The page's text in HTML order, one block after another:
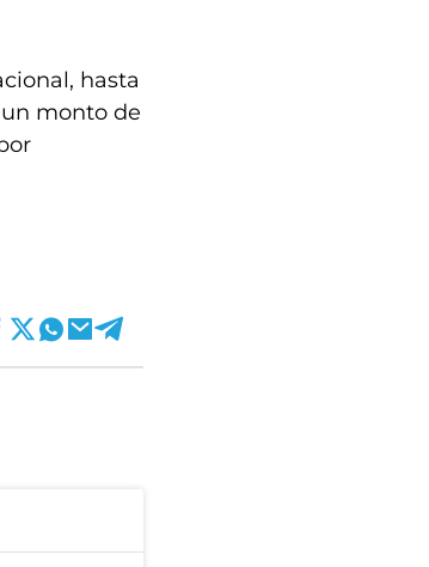
hasta
monto de